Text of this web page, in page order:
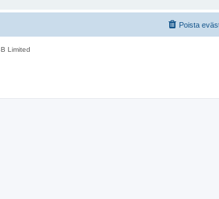
Poista
Limited